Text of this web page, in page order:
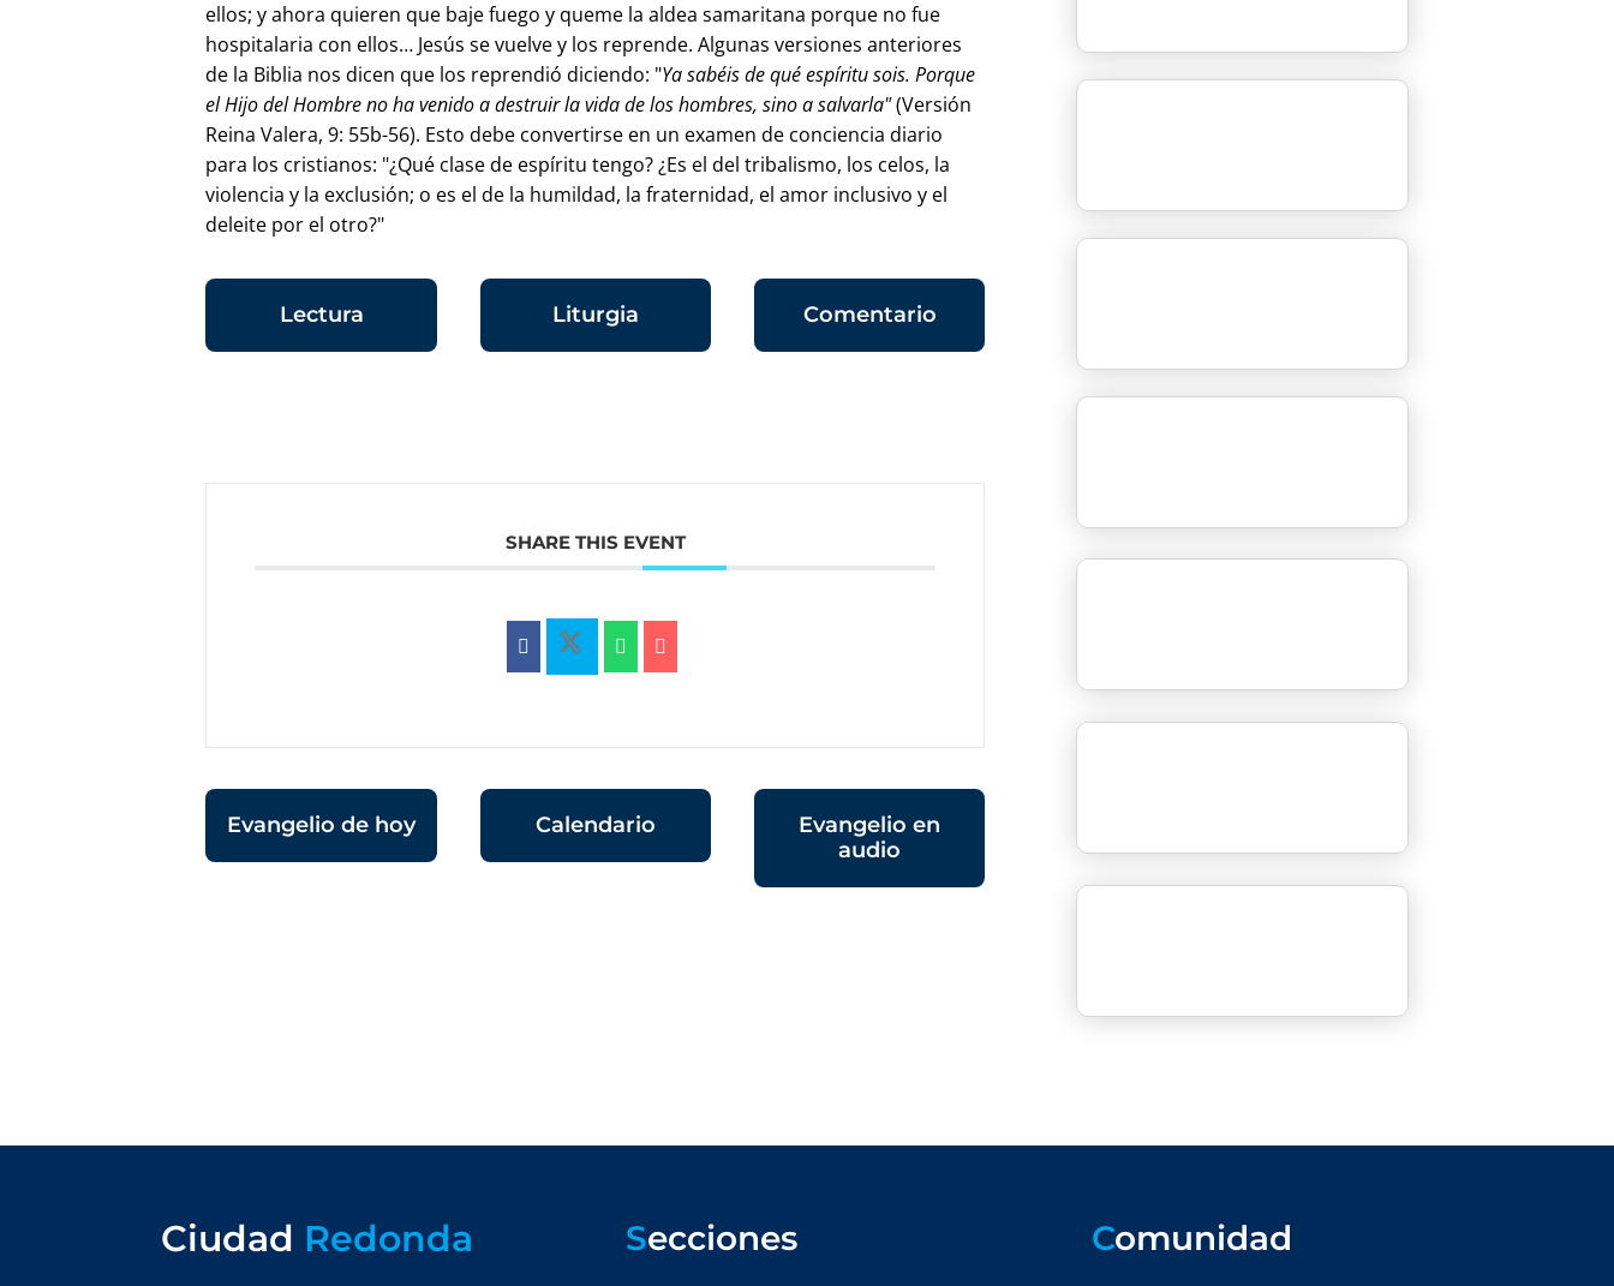
ellos; y ahora quieren que baje fuego y queme la aldea samaritana porque no fue
hospitalaria con ellos… Jesús se vuelve y los reprende. Algunas versiones anteriores
de la Biblia nos dicen que los reprendió diciendo: "Ya sabéis de qué espíritu sois.Porque
el Hijo del Hombre no ha venido a destruir la vida de los hombres, sino a salvarla"(Versión
Reina Valera, 9: 55b-56). Esto debe convertirse en un examen de conciencia diario
para los cristianos: "¿Qué clase de espíritu tengo? ¿Es el del tribalismo, los celos, la
violencia y la exclusión; o es el de la humildad, la fraternidad, el amor inclusivo y el
deleite por el otro?"
Lectura Liturgia Comentario
SHARE THIS EVENT
Evangelio de hoy Calendario
Evangelio en
audio
Ciudad Redonda Secciones Comunidad